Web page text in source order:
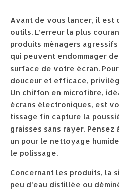
Avant de vous lancer, il est
outils. L’erreur la plus
produits ménagers
qui peuvent endommager
surface de votre écran.
douceur et efficace,
Un chiffon en microfibre,
écrans électroniques, est
tissage fin capture la
graisses sans rayer. Pensez
un pour le nettoyage
le polissage.
Concernant les produits, la
peu d’eau distillée ou